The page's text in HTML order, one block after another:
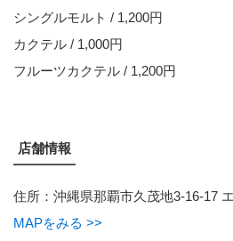
シングルモルト / 1,200円
カクテル / 1,000円
フルーツカクテル / 1,200円
店舗情報
住所：沖縄県那覇市久茂地3-16-17
MAPをみる >>